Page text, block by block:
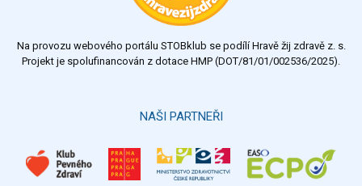
Výsledky Všechny ankety
Na provozu webového portálu STOBklub se podílí Hravě žij zdravě z. s.
Projekt je spolufinancován z dotace HMP (DOT/81/01/002536/2025).
NAŠI PARTNEŘI